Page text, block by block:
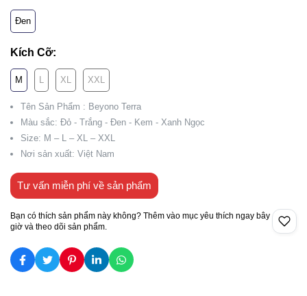
Đen
Kích Cỡ:
M L XL XXL
Tên Sản Phẩm : Beyono Terra
Màu sắc: Đỏ - Trắng - Đen - Kem - Xanh Ngọc
Size: M – L – XL – XXL
Nơi sản xuất: Việt Nam
Tư vấn miễn phí về sản phẩm
Bạn có thích sản phẩm này không? Thêm vào mục yêu thích ngay bây
giờ và theo dõi sản phẩm.